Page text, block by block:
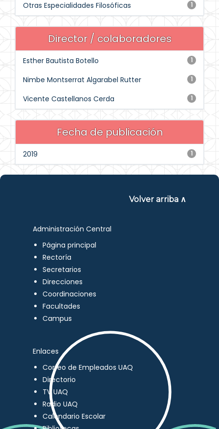
1
Otras Especialidades Filosóficas
Director / colaboradores
1
Esther Bautista Botello
1
Nimbe Montserrat Algarabel Rutter
1
Vicente Castellanos Cerda
Fecha de publicación
1
2019
Volver arriba ∧
Administración Central
Página principal
Rectoría
Secretarios
Direcciones
Coordinaciones
Facultades
Campus
Enlaces
Correo de Empleados UAQ
Directorio
TV UAQ
Radio UAQ
Calendario Escolar